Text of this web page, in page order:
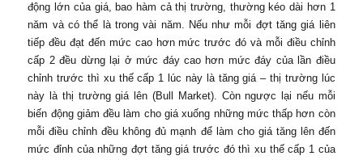
động lớn của giá, bao hàm cả thị trường, thường kéo dài hơn 1
năm và có thể là trong vài năm. Nếu như mỗi đợt tăng giá liên
tiếp đều đạt đến mức cao hơn mức trước đó và mỗi điều chỉnh
cấp 2 đều dừng lại ở mức đáy cao hơn mức đáy của lần điều
chỉnh trước thì xu thế cấp 1 lúc này là tăng giá – thị trường lúc
này là thị trường giá lên (Bull Market). Còn ngược lại nếu mỗi
biến động giảm đều làm cho giá xuống những mức thấp hơn còn
mỗi điều chỉnh đều không đủ mạnh để làm cho giá tăng lên đến
mức đỉnh của những đợt tăng giá trước đó thì xu thế cấp 1 của